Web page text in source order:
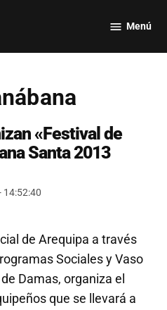
por Perú
Menú
«Festival de
Santa 2013
14:52:40
de Arequipa a través
Sociales y Vaso
Damas, organiza el
que se llevará a